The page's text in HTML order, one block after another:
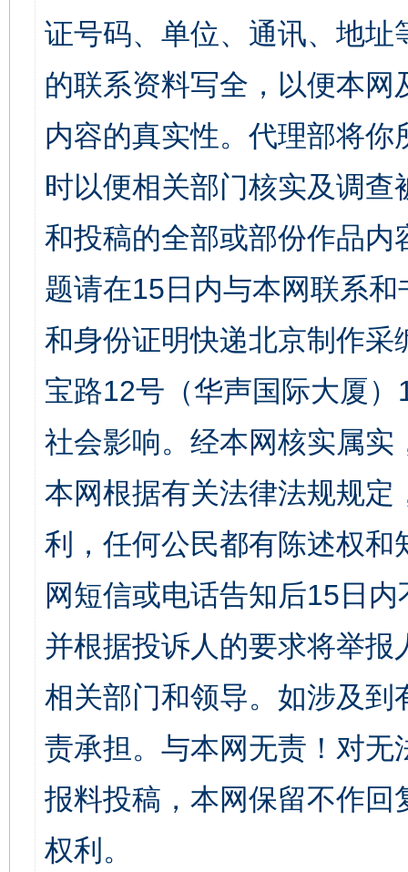
证号码、单位、通讯、地
的联系资料写全，以便本
内容的真实性。代理部将
时以便相关部门核实及调
和投稿的全部或部份作品
题请在15日内与本网联系
和身份证明快递北京制作
宝路12号（华声国际大厦
社会影响。经本网核实属
本网根据有关法律法规规
利，任何公民都有陈述权
网短信或电话告知后15日
并根据投诉人的要求将举
相关部门和领导。如涉及
责承担。与本网无责！对
报料投稿，本网保留不作
权利。